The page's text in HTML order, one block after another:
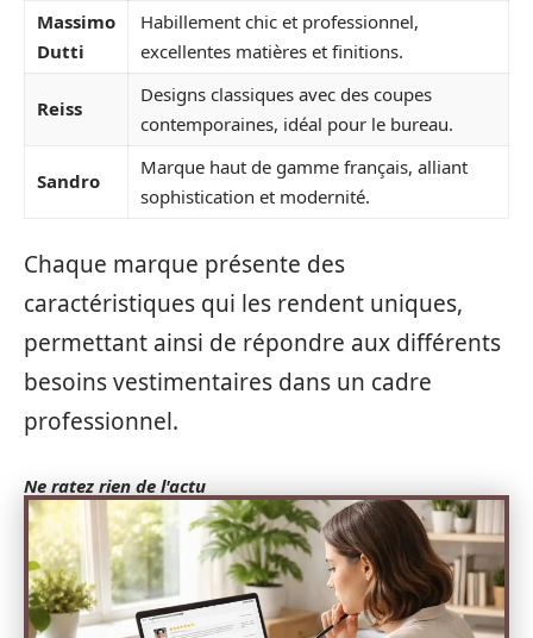
Massimo
Dutti
Habillement chic et professionnel,
excellentes matières et finitions.
Reiss
Designs classiques avec des coupes
contemporaines, idéal pour le bureau.
Sandro
Marque haut de gamme français, alliant
sophistication et modernité.
Chaque marque présente des
caractéristiques qui les rendent uniques,
permettant ainsi de répondre aux différents
besoins vestimentaires dans un cadre
professionnel.
Ne ratez rien de l'actu